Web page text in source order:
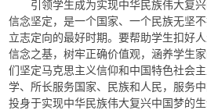
引领学生成为实现中华民族伟大复
信念坚定，是一个国家、一个民族无坚
立志定向的最好时期。要帮助学生扣好
信念之基，树牢正确价值观，涵养学生
们坚定马克思主义信仰和中国特色社会
学、所长服务国家、民族和人民，服务
投身于实现中华民族伟大复兴中国梦的